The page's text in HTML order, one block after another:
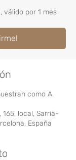
válido por 1 mes
como A
165, local, Sarrià-
España